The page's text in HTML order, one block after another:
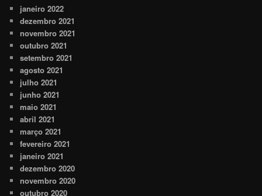
janeiro 2022
dezembro 2021
novembro 2021
outubro 2021
setembro 2021
agosto 2021
julho 2021
junho 2021
maio 2021
abril 2021
março 2021
fevereiro 2021
janeiro 2021
dezembro 2020
novembro 2020
outubro 2020